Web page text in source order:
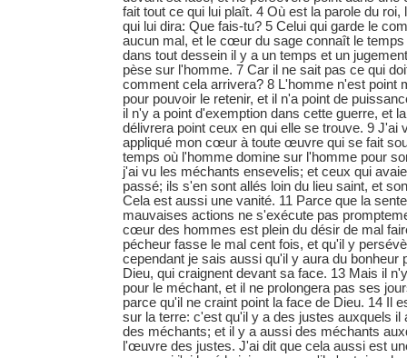
fait tout ce qui lui plaît. 4 Où est la parole du roi,
qui lui dira: Que fais-tu? 5 Celui qui garde le
aucun mal, et le cœur du sage connaît le temps
dans tout dessein il y a un temps et un
pèse sur l'homme. 7 Car il ne sait pas ce qui
comment cela arrivera? 8 L'homme n'est point
pour pouvoir le retenir, et il n'a point de
il n'y a point d'exemption dans cette guerre, et
délivrera point ceux en qui elle se trouve. 9 J'ai
appliqué mon cœur à toute œuvre qui se fait
temps où l'homme domine sur l'homme pour
j'ai vu les méchants ensevelis; et ceux qui
passé; ils s'en sont allés loin du lieu saint, et
Cela est aussi une vanité. 11 Parce que la
mauvaises actions ne s'exécute pas
cœur des hommes est plein du désir de mal
pécheur fasse le mal cent fois, et qu'il y
cependant je sais aussi qu'il y aura du bonheur
Dieu, qui craignent devant sa face. 13 Mais il
pour le méchant, et il ne prolongera pas ses
parce qu'il ne craint point la face de Dieu. 14 Il
sur la terre: c'est qu'il y a des justes auxquels
des méchants; et il y a aussi des méchants
l'œuvre des justes. J'ai dit que cela aussi est